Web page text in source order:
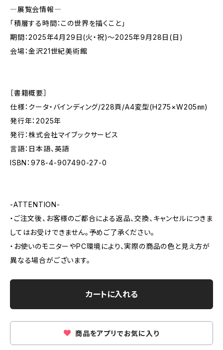
―展覧会情報―
「積層する時間：この世界を描くこと」
期間：2025年4月29日(火・祝)～2025年9月28日(日)
会場：金沢21世紀美術館
［書籍概要］
仕様：クータ・バインディング/228頁/A4変型(H275×W205㎜)
発行年：2025年
発行：株式会社マイブックサービス
言語：日本語、英語
ISBN：978-4-907490-27-0
-ATTENTION-
・ご注文後、お客様のご都合による返品、交換、キャンセルにつきま
してはお受けできません。予めご了承ください。
・お使いのモニターやPC環境により、実際の商品の色と見え方が
異なる場合がございます。
カートに入れる
商品をアプリでお気に入り